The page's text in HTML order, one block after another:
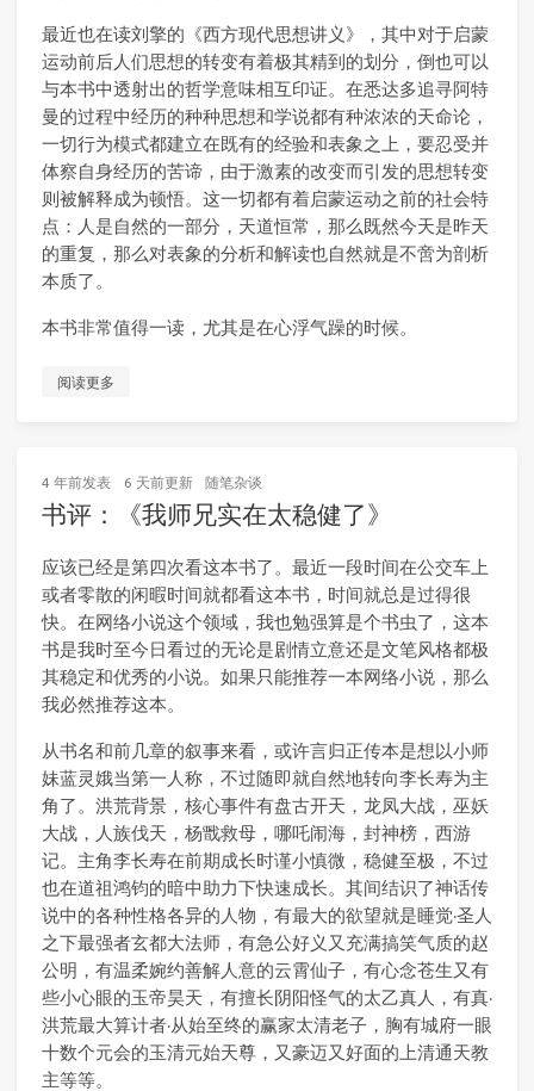
最近也在读刘擎的《西方现代思想讲义》，其中对于启蒙
运动前后人们思想的转变有着极其精到的划分，倒也可以
与本书中透射出的哲学意味相互印证。在悉达多追寻阿特
曼的过程中经历的种种思想和学说都有种浓浓的天命论，
一切行为模式都建立在既有的经验和表象之上，要忍受并
体察自身经历的苦谛，由于激素的改变而引发的思想转变
则被解释成为顿悟。这一切都有着启蒙运动之前的社会特
点：人是自然的一部分，天道恒常，那么既然今天是昨天
的重复，那么对表象的分析和解读也自然就是不啻为剖析
本质了。
本书非常值得一读，尤其是在心浮气躁的时候。
阅读更多
4 年前发表 6 天前更新 随笔杂谈
书评：《我师兄实在太稳健了》
应该已经是第四次看这本书了。最近一段时间在公交车上
或者零散的闲暇时间就都看这本书，时间就总是过得很
快。在网络小说这个领域，我也勉强算是个书虫了，这本
书是我时至今日看过的无论是剧情立意还是文笔风格都极
其稳定和优秀的小说。如果只能推荐一本网络小说，那么
我必然推荐这本。
从书名和前几章的叙事来看，或许言归正传本是想以小师
妹蓝灵娥当第一人称，不过随即就自然地转向李长寿为主
角了。洪荒背景，核心事件有盘古开天，龙凤大战，巫妖
大战，人族伐天，杨戬救母，哪吒闹海，封神榜，西游
记。主角李长寿在前期成长时谨小慎微，稳健至极，不过
也在道祖鸿钧的暗中助力下快速成长。其间结识了神话传
说中的各种性格各异的人物，有最大的欲望就是睡觉·圣人
之下最强者玄都大法师，有急公好义又充满搞笑气质的赵
公明，有温柔婉约善解人意的云霄仙子，有心念苍生又有
些小心眼的玉帝昊天，有擅长阴阳怪气的太乙真人，有真·
洪荒最大算计者·从始至终的赢家太清老子，胸有城府一眼
十数个元会的玉清元始天尊，又豪迈又好面的上清通天教
主等等。